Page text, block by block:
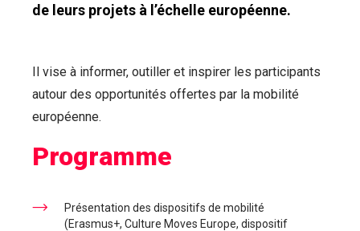
de leurs projets à l’échelle européenne.
Il vise à informer, outiller et inspirer les participants
autour des opportunités offertes par la mobilité
européenne.
Programme
Présentation des dispositifs de mobilité
(Erasmus+, Culture Moves Europe, dispositif